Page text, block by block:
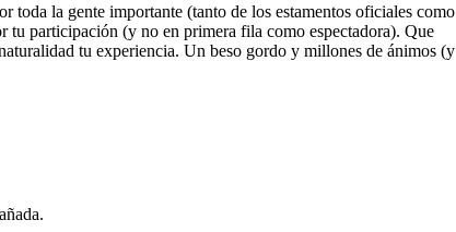
toda la gente importante (tanto de los estamentos oficiales como
tu participación (y no en primera fila como espectadora). Que
tu experiencia. Un beso gordo y millones de ánimos (y